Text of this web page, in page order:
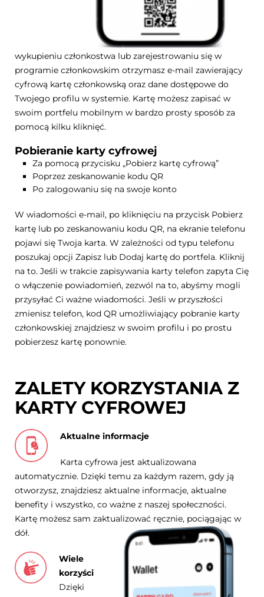
wykupieniu członkostwa lub zarejestrowaniu się w
programie członkowskim otrzymasz e-mail zawierający
cyfrową kartę członkowską oraz dane dostępowe do
Twojego profilu w systemie. Kartę możesz zapisać w
swoim portfelu mobilnym w bardzo prosty sposób za
pomocą kilku kliknięć.
Pobieranie karty cyfrowej
Za pomocą przycisku „Pobierz kartę cyfrową”
Poprzez zeskanowanie kodu QR
Po zalogowaniu się na swoje konto
W wiadomości e-mail, po kliknięciu na przycisk Pobierz
kartę lub po zeskanowaniu kodu QR, na ekranie telefonu
pojawi się Twoja karta. W zależności od typu telefonu
poszukaj opcji Zapisz lub Dodaj kartę do portfela. Kliknij
na to. Jeśli w trakcie zapisywania karty telefon zapyta Cię
o włączenie powiadomień, zezwól na to, abyśmy mogli
przysyłać Ci ważne wiadomości. Jeśli w przyszłości
zmienisz telefon, kod QR umożliwiający pobranie karty
członkowskiej znajdziesz w swoim profilu i po prostu
pobierzesz kartę ponownie.
ZALETY KORZYSTANIA Z
KARTY CYFROWEJ
Aktualne informacje
Karta cyfrowa jest aktualizowana
automatycznie. Dzięki temu za każdym razem, gdy ją
otworzysz, znajdziesz aktualne informacje, aktualne
benefity i wszystko, co ważne z naszej społeczności.
Kartę możesz sam zaktualizować ręcznie, pociągając w
dół.
Wiele
korzyści
Dzięki